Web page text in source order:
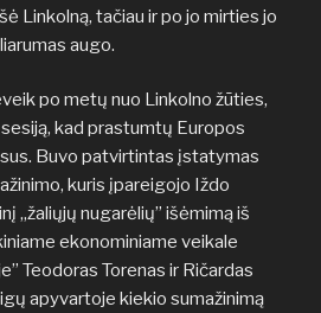
Linkolną, tačiau ir po jo mirties jo
augo.
po metų nuo Linkolno žūties,
kad prastumtų Europos
Buvo patvirtintas įstatymas
kuris įpareigojo Iždo
„žaliųjų nugarėlių” išėmimą iš
ekonominiame veikale
Teodoras Torenas ir Ričardas
apyvartoje kiekio sumažinimą